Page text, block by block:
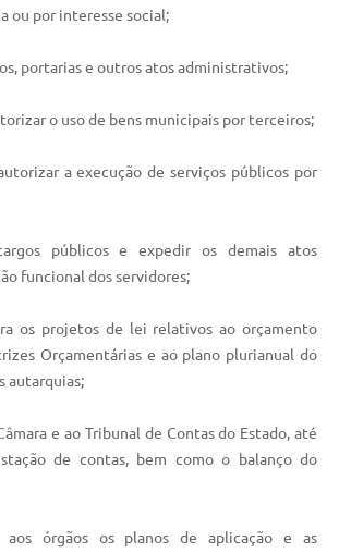
ou por interesse social;
portarias e outros atos administrativos;
o uso de bens municipais por terceiros;
a execução de serviços públicos por
públicos e expedir os demais atos
funcional dos servidores;
os projetos de lei relativos ao orçamento
Orçamentárias e ao plano plurianual do
autarquias;
e ao Tribunal de Contas do Estado, até
de contas, bem como o balanço do
aos órgãos os planos de aplicação e as